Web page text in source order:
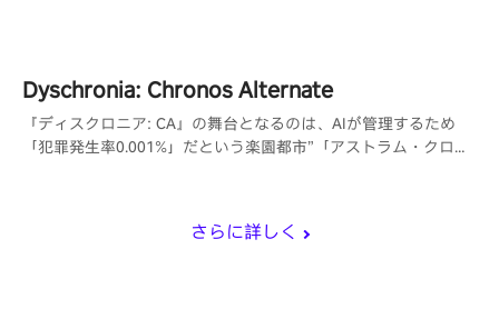
さらに詳しく
Dyschronia: Chronos Alternate
『ディスクロニア: CA』の舞台となるのは、AIが管理するため
「犯罪発生率0.001%」だという楽園都市”「アストラム・クロー